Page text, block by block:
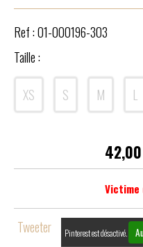
Ref :01-000196-303
Taille :
XS S M L
42,00
Victime
Tweeter Pinterest est désactivé.